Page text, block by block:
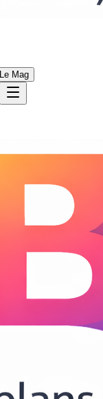
Le Mag